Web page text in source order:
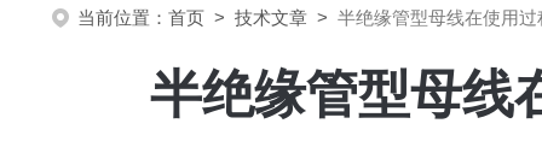
当前位置： 首页 > 技术文章 > 半绝缘管型母线在使用
半绝缘管型母线